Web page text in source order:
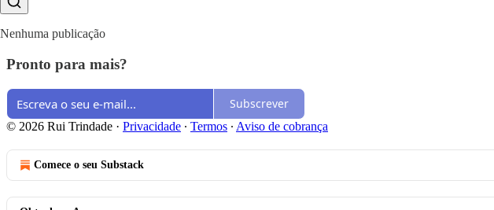
Nenhuma publicação
Pronto para mais?
Subscrever
© 2026 Rui Trindade · Privacidade ∙ Termos ∙ Aviso de cobrança
Comece o seu Substack